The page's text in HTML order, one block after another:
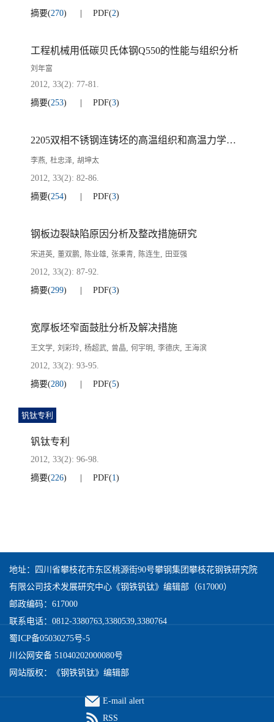
摘要(270) PDF(2)
工程机械用低碳贝氏体钢Q550的性能与组织分析
刘年富
2012, 33(2): 77-81.
摘要(253) PDF(3)
2205双相不锈钢连铸坯的高温组织和高温力学性能
李燕, 杜忠泽, 胡坤太
2012, 33(2): 82-86.
摘要(254) PDF(3)
钢板边裂缺陷原因分析及整改措施研究
宋进英, 董双鹏, 陈业雄, 张秉青, 陈连生, 田亚强
2012, 33(2): 87-92.
摘要(299) PDF(3)
宽厚板坯窄面鼓肚分析及解决措施
王文学, 刘彩玲, 杨超武, 曾晶, 何宇明, 李德庆, 王海滨
2012, 33(2): 93-95.
摘要(280) PDF(5)
钒钛专利
钒钛专利
2012, 33(2): 96-98.
摘要(226) PDF(1)
地址：四川省攀枝花市东区桃源街90号攀钢集团攀枝花钢铁研究院
有限公司技术发展研究中心《钢铁钒钛》编辑部（617000）
邮政编码：617000
联系电话：0812-3380763,3380539,3380764
蜀ICP备05030275号-5
川公网安备 51040202000080号
网站版权：《钢铁钒钛》编辑部
E-mail alert
RSS